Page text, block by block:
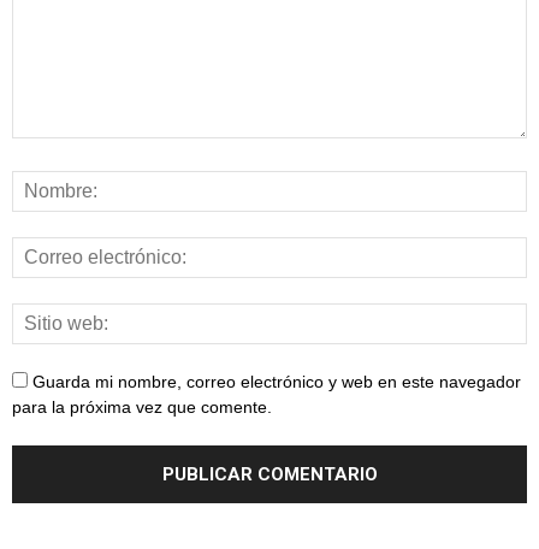
Guarda mi nombre, correo electrónico y web en este navegador
para la próxima vez que comente.